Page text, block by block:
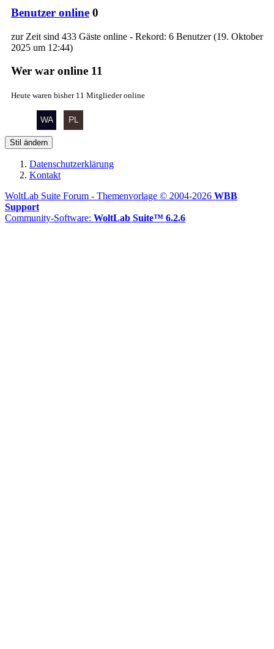
Benutzer online 0
zur Zeit sind 433 Gäste online - Rekord: 6 Benutzer (19. Oktober
2025 um 12:44)
Wer war online 11
Heute waren bisher 11 Mitglieder online
Stil ändern
Datenschutzerklärung
Kontakt
WoltLab Suite Forum - Themenvorlage © 2004-2026 WBB
Support
Community-Software: WoltLab Suite™ 6.2.6